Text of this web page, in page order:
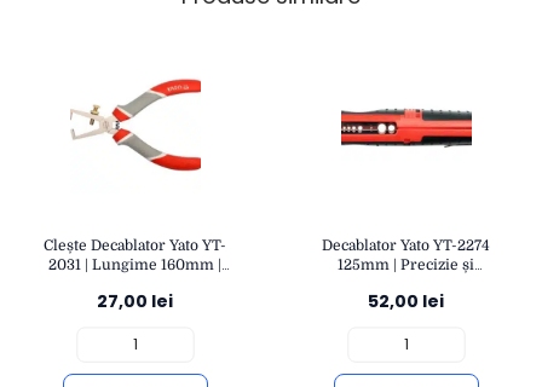
Clește Decablator Yato YT-
2031 | Lungime 160mm |
Precisă pentru Cabluri
27,00 lei
Decablator Yato YT-2274
125mm | Precizie și
Electrică | Durabilitate și
52,00 lei